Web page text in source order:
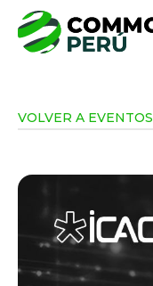
VOLVER A EVENTOS